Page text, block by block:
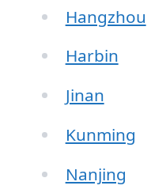
Hangzhou
Harbin
Jinan
Kunming
Nanjing